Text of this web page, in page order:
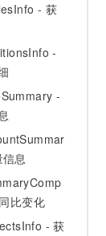
- 获
-
-
息
比变化
- 获